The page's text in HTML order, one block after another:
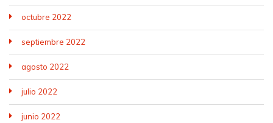
octubre 2022
septiembre 2022
agosto 2022
julio 2022
junio 2022